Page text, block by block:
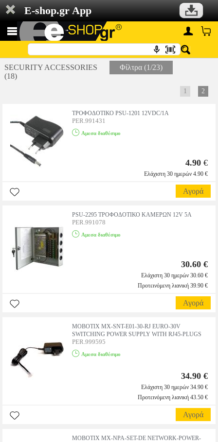
E-shop.gr App
SECURITY ACCESSORIES
(18)
Φίλτρα (1/23)
1 2
ΤΡΟΦΟΔΟΤΙΚΟ PSU-1201 12VDC/1A
PER.991431
Αμεσα διαθέσιμο
4.90 €
Ελάχιστη 30 ημερών 4.90 €
Αγορά
PSU-2295 ΤΡΟΦΟΔΟΤΙΚΟ ΚΑΜΕΡΩΝ 12V 5Α
PER.991078
Αμεσα διαθέσιμο
30.60 €
Ελάχιστη 30 ημερών 30.60 €
Προτεινόμενη λιανική 39.90 €
Αγορά
MOBOTIX MX-SNT-E01-30-RJ EURO-30V
SWITCHING POWER SUPPLY WITH RJ45-PLUGS
PER.999595
Αμεσα διαθέσιμο
34.90 €
Ελάχιστη 30 ημερών 34.90 €
Προτεινόμενη λιανική 43.50 €
Αγορά
MOBOTIX MX-NPA-SET-DE NETWORK-POWER-